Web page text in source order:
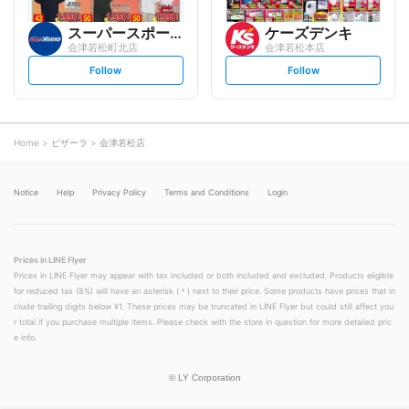
スーパースポーツゼビオ
会津若松町北店
s
t
o
w
Follow
ケーズデンキ
会津若松本店
s
t
Follow
Home ピザーラ 会津若松店
Notice Help Privacy Policy Terms and Conditions Login
Prices in LINE Flyer
Prices in LINE Flyer may appear with tax included or both included and excluded. Products eligible
for reduced tax (8%) will have an asterisk (＊) next to their price. Some products have prices that in
clude trailing digits below ¥1. These prices may be truncated in LINE Flyer but could still affect you
r total if you purchase multiple items. Please check with the store in question for more detailed pric
e info.
© LY Corporation